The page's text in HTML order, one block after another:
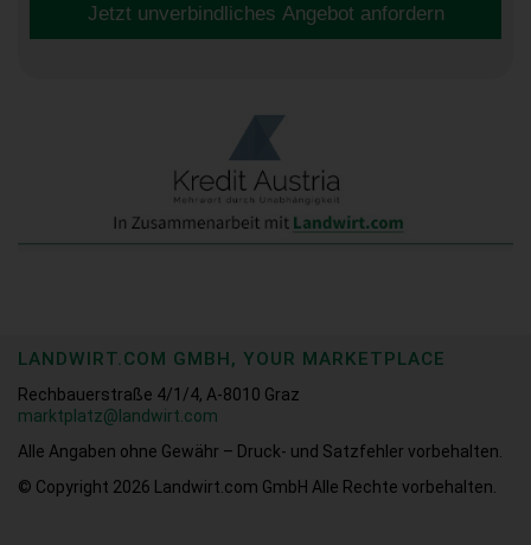
Jetzt unverbindliches Angebot anfordern
LANDWIRT.COM GMBH, YOUR MARKETPLACE
Rechbauerstraße 4/1/4, A-8010 Graz
marktplatz@landwirt.com
Alle Angaben ohne Gewähr – Druck- und Satzfehler vorbehalten.
© Copyright 2026
Landwirt.com GmbH Alle Rechte vorbehalten.